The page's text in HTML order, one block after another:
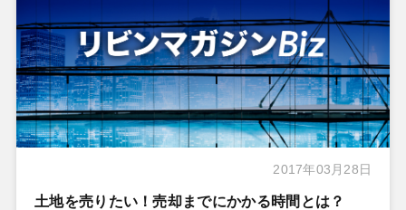
2017年03月28日
土地を売りたい！売却までにかかる時間とは？